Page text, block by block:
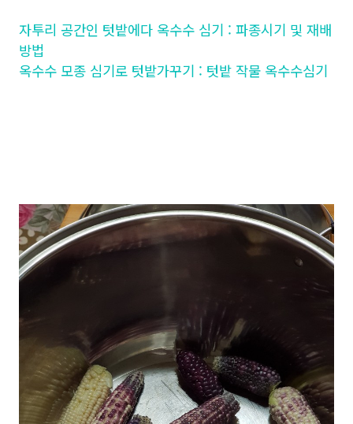
자투리 공간인 텃밭에다 옥수수 심기 : 파종시기 및 재배
방법
옥수수 모종 심기로 텃밭가꾸기 : 텃밭 작물 옥수수심기